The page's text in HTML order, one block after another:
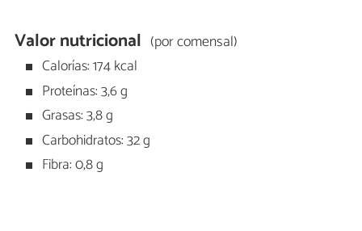
Valor nutricional (por comensal)
Calorías: 174 kcal
Proteínas: 3,6 g
Grasas: 3,8 g
Carbohidratos: 32 g
Fibra: 0,8 g